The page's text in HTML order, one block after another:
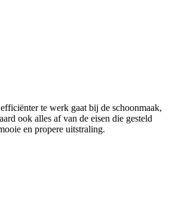
te werk gaat bij de schoonmaak,
ook alles af van de eisen die gesteld
en propere uitstraling.